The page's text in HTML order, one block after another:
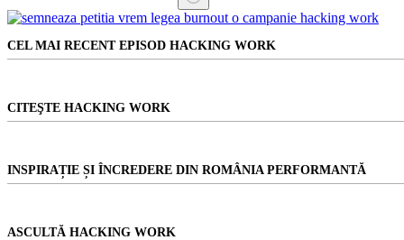
politic
băștinaș
Niciun
CEL MAI RECENT EPISOD HACKING WORK
CITEŞTE HACKING WORK
INSPIRAȚIE ȘI ÎNCREDERE DIN ROMÂNIA PERFORMANTĂ
ASCULTĂ HACKING WORK